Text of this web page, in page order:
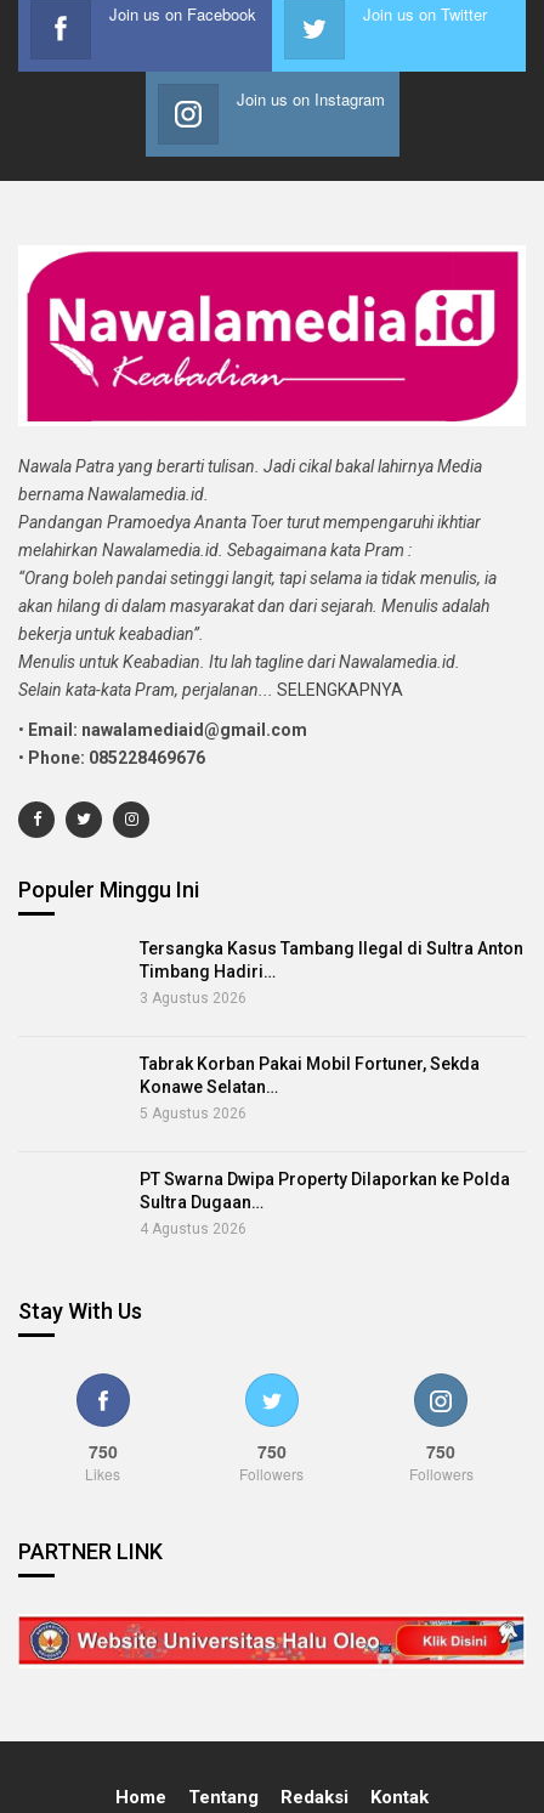
Join us on Facebook Join us on Twitter
Join us on Instagram
Nawala Patra yang berarti tulisan. Jadi cikal bakal lahirnya Media
bernama Nawalamedia.id.
Pandangan Pramoedya Ananta Toer turut mempengaruhi ikhtiar
melahirkan Nawalamedia.id. Sebagaimana kata Pram :
“Orang boleh pandai setinggi langit, tapi selama ia tidak menulis, ia
akan hilang di dalam masyarakat dan dari sejarah. Menulis adalah
bekerja untuk keabadian”.
Menulis untuk Keabadian. Itu lah tagline dari Nawalamedia.id.
Selain kata-kata Pram, perjalanan...
SELENGKAPNYA
• Email: nawalamediaid@gmail.com
• Phone: 085228469676
Populer Minggu Ini
Tersangka Kasus Tambang Ilegal di Sultra Anton
Timbang Hadiri…
3 Agustus 2026
Tabrak Korban Pakai Mobil Fortuner, Sekda
Konawe Selatan…
5 Agustus 2026
PT Swarna Dwipa Property Dilaporkan ke Polda
Sultra Dugaan…
4 Agustus 2026
Stay With Us
750
Likes
750
Followers
750
Followers
PARTNER LINK
Home Tentang Redaksi Kontak